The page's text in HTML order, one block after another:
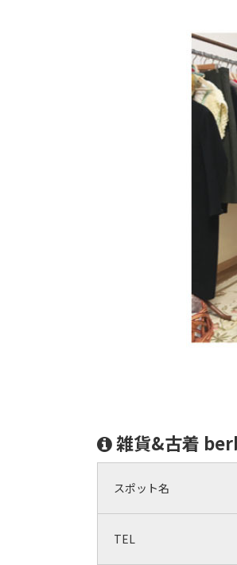
雑貨&古着
スポット名
TEL